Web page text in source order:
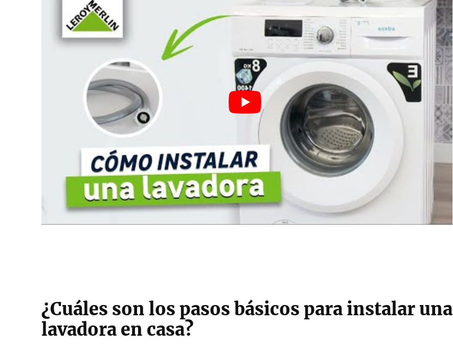
¿Cuáles son los pasos básicos para instalar una
lavadora en casa?